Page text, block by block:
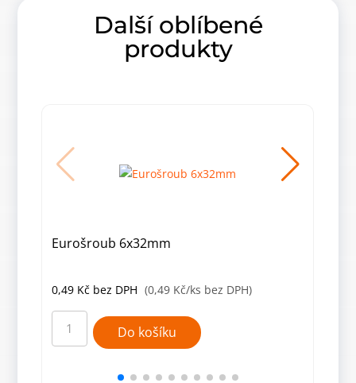
Další oblíbené
produkty
Eurošroub 6x32mm
0,49 Kč bez DPH (0,49 Kč/ks bez DPH)
Eurošroub
6x32mm
množství Do košíku